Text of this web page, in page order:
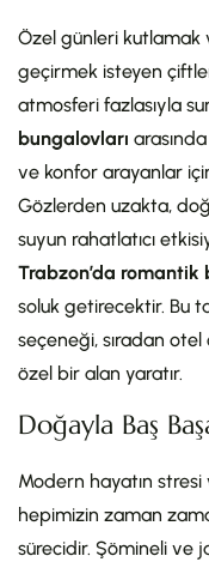
Özel günleri kutlamak
geçirmek isteyen
atmosferi fazlasıyla
bungalovları
ve konfor arayanlar
Gözlerden uzakta,
suyun rahatlatıcı
Trabzon’da romantik
soluk getirecektir. Bu
seçeneği, sıradan otel
özel bir alan yaratır.
Doğayla Baş
Modern hayatın
hepimizin zaman
sürecidir. Şömineli ve